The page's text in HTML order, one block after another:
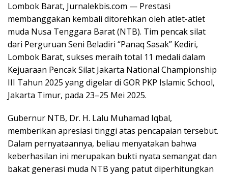
Lombok Barat, Jurnalekbis.com — Prestasi
membanggakan kembali ditorehkan oleh atlet-atlet
muda Nusa Tenggara Barat (NTB). Tim pencak silat
dari Perguruan Seni Beladiri “Panaq Sasak” Kediri,
Lombok Barat, sukses meraih total 11 medali dalam
Kejuaraan Pencak Silat Jakarta National Championship
III Tahun 2025 yang digelar di GOR PKP Islamic School,
Jakarta Timur, pada 23–25 Mei 2025.
Gubernur NTB, Dr. H. Lalu Muhamad Iqbal,
memberikan apresiasi tinggi atas pencapaian tersebut.
Dalam pernyataannya, beliau menyatakan bahwa
keberhasilan ini merupakan bukti nyata semangat dan
bakat generasi muda NTB yang patut diperhitungkan